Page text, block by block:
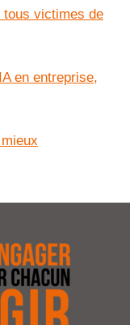
tous victimes de
en entreprise,